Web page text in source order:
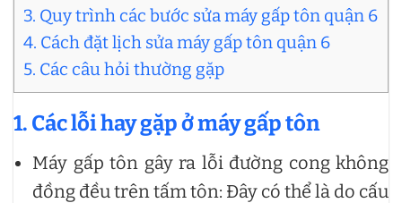
3. Quy trình các bước sửa máy gấp tôn quận 6
4. Cách đặt lịch sửa máy gấp tôn quận 6
5. Các câu hỏi thường gặp
1. Các lỗi hay gặp ở máy gấp tôn
Máy gấp tôn gây ra lỗi đường cong không
đồng đều trên tấm tôn: Đây có thể là do cấu